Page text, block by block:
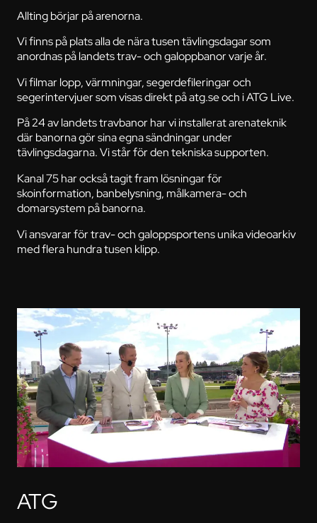
Allting börjar på arenorna.
Vi finns på plats alla de nära tusen tävlingsdagar som
anordnas på landets trav- och galoppbanor varje år.
Vi filmar lopp, värmningar, segerdefileringar och
segerintervjuer som visas direkt på atg.se och i ATG Live.
På 24 av landets travbanor har vi installerat arenateknik
där banorna gör sina egna sändningar under
tävlingsdagarna. Vi står för den tekniska supporten.
Kanal 75 har också tagit fram lösningar för
skoinformation, banbelysning, målkamera- och
domarsystem på banorna.
Vi ansvarar för trav- och galoppsportens unika videoarkiv
med flera hundra tusen klipp.
ATG